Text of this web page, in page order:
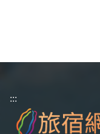
:::